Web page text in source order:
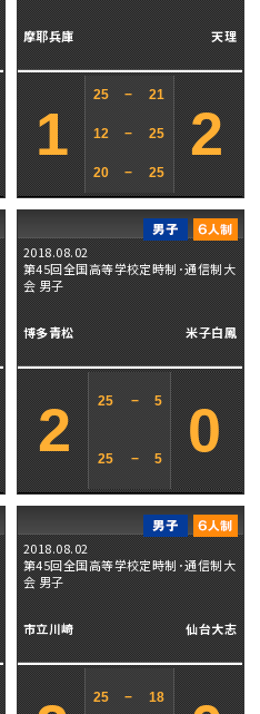
摩耶兵庫 天理
1
25 − 21
12 − 25
20 − 25
2
2018.08.02
第45回全国高等学校定時制･通信制大
会 男子
博多青松 米子白鳳
2 25 − 5
25 − 5 0
2018.08.02
第45回全国高等学校定時制･通信制大
会 男子
市立川崎 仙台大志
25 − 18